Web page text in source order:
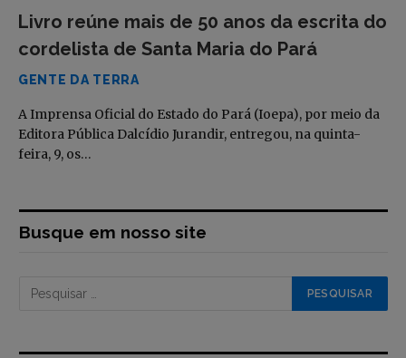
Livro reúne mais de 50 anos da escrita do
cordelista de Santa Maria do Pará
GENTE DA TERRA
A Imprensa Oficial do Estado do Pará (Ioepa), por meio da
Editora Pública Dalcídio Jurandir, entregou, na quinta-
feira, 9, os…
Busque em nosso site